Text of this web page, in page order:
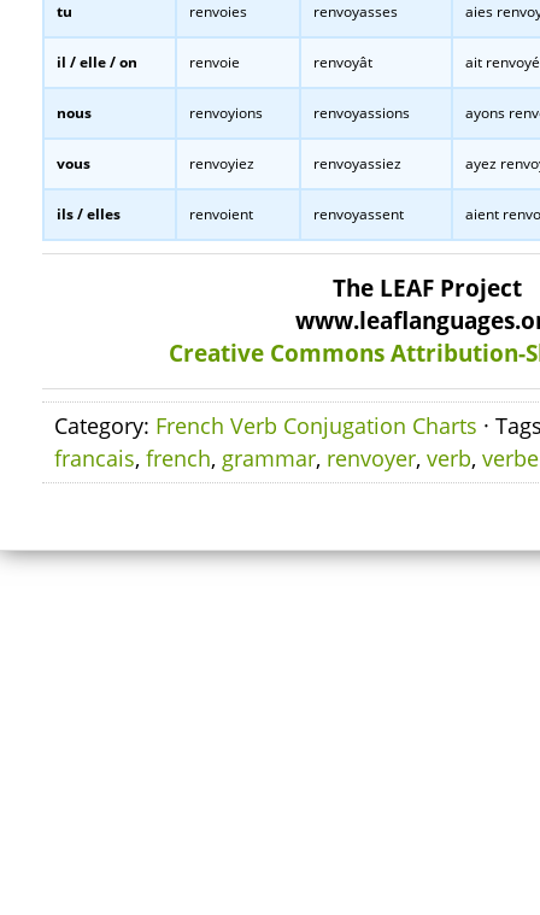
tu renvoies renvoyasses aies
il / elle / on renvoie renvoyât ait renvoyé
nous renvoyions renvoyassions ayons
vous renvoyiez renvoyassiez ayez
ils / elles renvoient renvoyassent aient
The LEAF Project
Creative Commons Attribution-
Category: French Verb Conjugation Charts ·
francais, french, grammar, renvoyer, verb, verbe